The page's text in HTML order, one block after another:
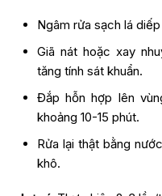
Ngâm rửa sạch lá
Giã nát hoặc xay
tăng tính sát khuẩn.
Đắp hỗn hợp lên
khoảng 10-15 phút.
Rửa lại thật bằng
khô.